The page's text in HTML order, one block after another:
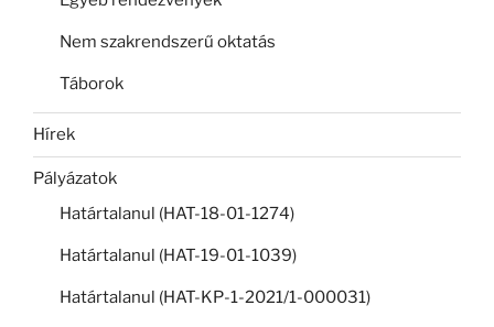
Nem szakrendszerű oktatás
Táborok
Hírek
Pályázatok
Határtalanul (HAT-18-01-1274)
Határtalanul (HAT-19-01-1039)
Határtalanul (HAT-KP-1-2021/1-000031)